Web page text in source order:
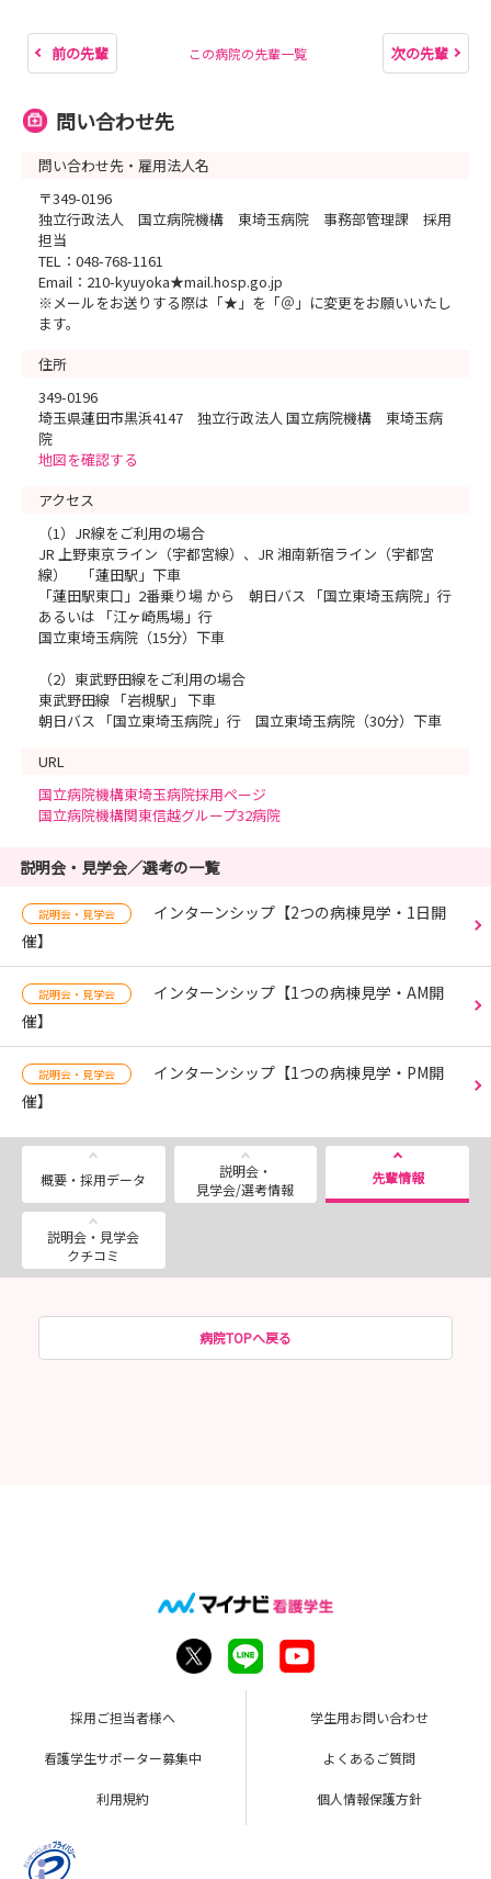
前の先輩 この病院の先輩一覧 次の先輩
問い合わせ先
問い合わせ先・雇用法人名
〒349-0196
独立行政法人 国立病院機構 東埼玉病院 事務部管理課 採用
担当
TEL：048-768-1161
Email：210-kyuyoka★mail.hosp.go.jp
※メールをお送りする際は「★」を「＠」に変更をお願いいたし
ます。
住所
349-0196
埼玉県蓮田市黒浜4147 独立行政法人 国立病院機構 東埼玉病
院
地図を確認する
アクセス
（1）JR線をご利用の場合
JR 上野東京ライン（宇都宮線）、JR 湘南新宿ライン（宇都宮
線） 「蓮田駅」下車
「蓮田駅東口」2番乗り場 から 朝日バス 「国立東埼玉病院」行
あるいは 「江ヶ崎馬場」行
国立東埼玉病院（15分）下車
（2）東武野田線をご利用の場合
東武野田線 「岩槻駅」 下車
朝日バス 「国立東埼玉病院」行 国立東埼玉病院（30分）下車
URL
国立病院機構東埼玉病院採用ページ
国立病院機構関東信越グループ32病院
説明会・見学会／選考の一覧
説明会・見学会
インターンシップ【2つの病棟見学・1日開
催】
説明会・見学会
インターンシップ【1つの病棟見学・AM開
催】
説明会・見学会
インターンシップ【1つの病棟見学・PM開
催】
概要・採用データ
説明会・
見学会/選考情報
先輩情報
説明会・見学会
クチコミ
病院TOPへ戻る
採用ご担当者様へ 学生用お問い合わせ
看護学生サポーター募集中 よくあるご質問
利用規約 個人情報保護方針